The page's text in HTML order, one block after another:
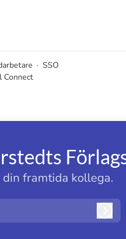
· SSO
Connect
framtida kollega.